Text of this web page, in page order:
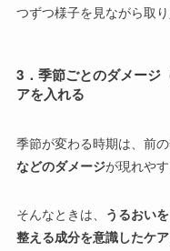
つずつ様子を見ながら取
3． 季節ごとのダメージ
アを入れる
季節が変わる時期は、前
などのダメージが現れや
そんなときは、
うるおい
整える成分を意識したケア